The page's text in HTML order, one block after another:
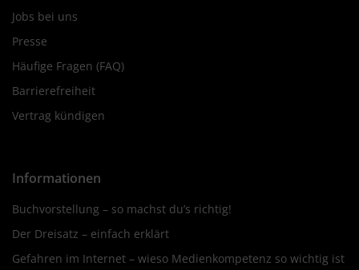
Jobs bei uns
Presse
Häufige Fragen (FAQ)
Barrierefreiheit
Vertrag kündigen
Informationen
Buchvorstellung – so machst du’s richtig!
Der Dreisatz – einfach erklärt
Gefahren im Internet – wieso Medienkompetenz so wichtig ist